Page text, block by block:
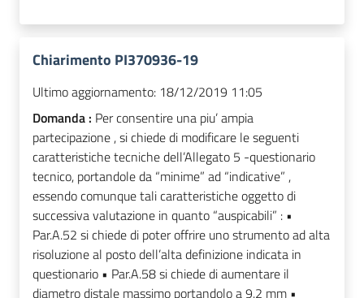
Chiarimento PI370936-19
Ultimo aggiornamento: 18/12/2019 11:05
Domanda : Per consentire una piu’ ampia
partecipazione , si chiede di modificare le seguenti
caratteristiche tecniche dell’Allegato 5 -questionario
tecnico, portandole da “minime” ad “indicative” ,
essendo comunque tali caratteristiche oggetto di
successiva valutazione in quanto “auspicabili” : •
Par.A.52 si chiede di poter offrire uno strumento ad alta
risoluzione al posto dell’alta definizione indicata in
questionario • Par.A.58 si chiede di aumentare il
diametro distale massimo portandolo a 9.2 mm •